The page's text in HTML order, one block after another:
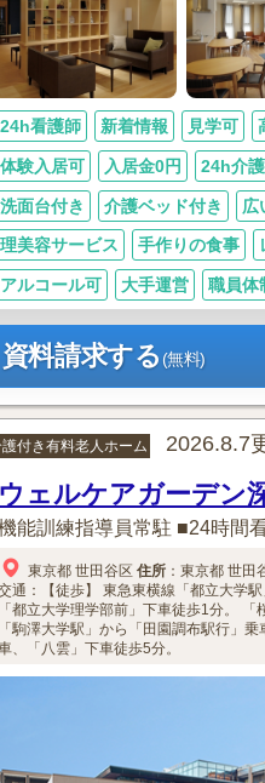
24h看護師 新着情報 見学可
体験入居可 入居金0円 24h介
洗面台付き 介護ベッド付き 広
理美容サービス 手作りの食事
アルコール可 大手運営 職員体
資料請求する(無料)
付き有料老人ホーム 2026.8.7
ウェルケアガーデン
能訓練指導員常駐 ■24時間
東京都 世田谷区 住所 ： 東京都 世田
通：【徒歩】
東急東横線「都立大学
「都立大学理学部前」下車徒歩1分。
「
「駒澤大学駅」から「田園調布駅行」乗
、「八雲」下車徒歩5分。